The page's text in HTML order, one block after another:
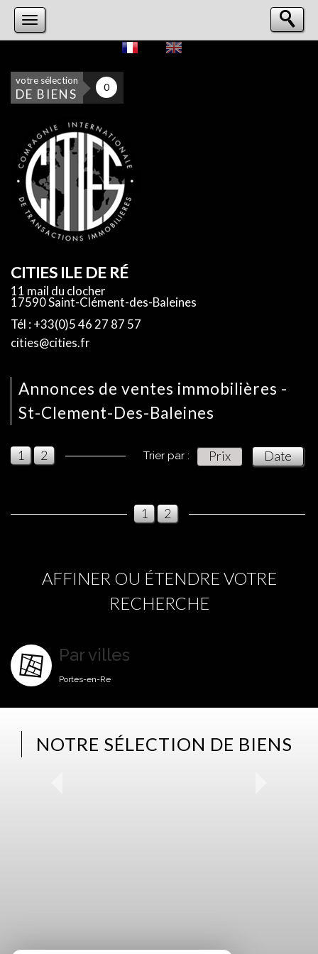
votre sélection
DE BIENS 0
CITIES ILE DE RÉ
11 mail du clocher
17590 Saint-Clément-des-Baleines
Tél : +33(0)5 46 27 87 57
cities@cities.fr
Annonces de ventes immobilières -
St-Clement-Des-Baleines
1 2 Trier par : Prix Date
1 2
AFFINER OU ÉTENDRE VOTRE
RECHERCHE
Par villes
Portes-en-Re
NOTRE SÉLECTION DE BIENS